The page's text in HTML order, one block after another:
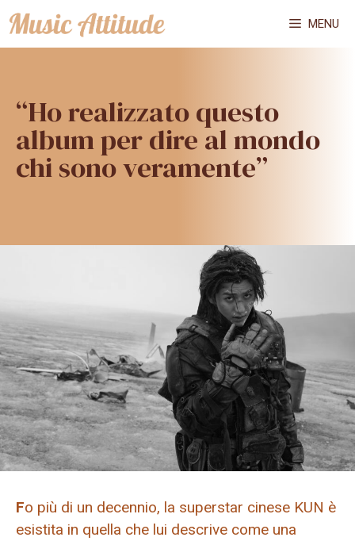
Vai
al
MENU
“Ho realizzato questo
album per dire al mondo
chi sono veramente”
Fo più di un decennio, la superstar cinese KUN è
esistita in quella che lui descrive come una